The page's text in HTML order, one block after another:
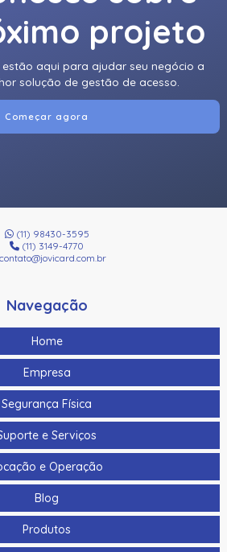
projeto
estão aqui para ajudar seu negócio a
solução de gestão de acesso.
Começar agora
(11) 98430-3595
(11) 3149-4770
contato@jovicard.com.br
Navegação
Home
Empresa
Segurança Física
e Serviços
e Operação
Blog
Produtos